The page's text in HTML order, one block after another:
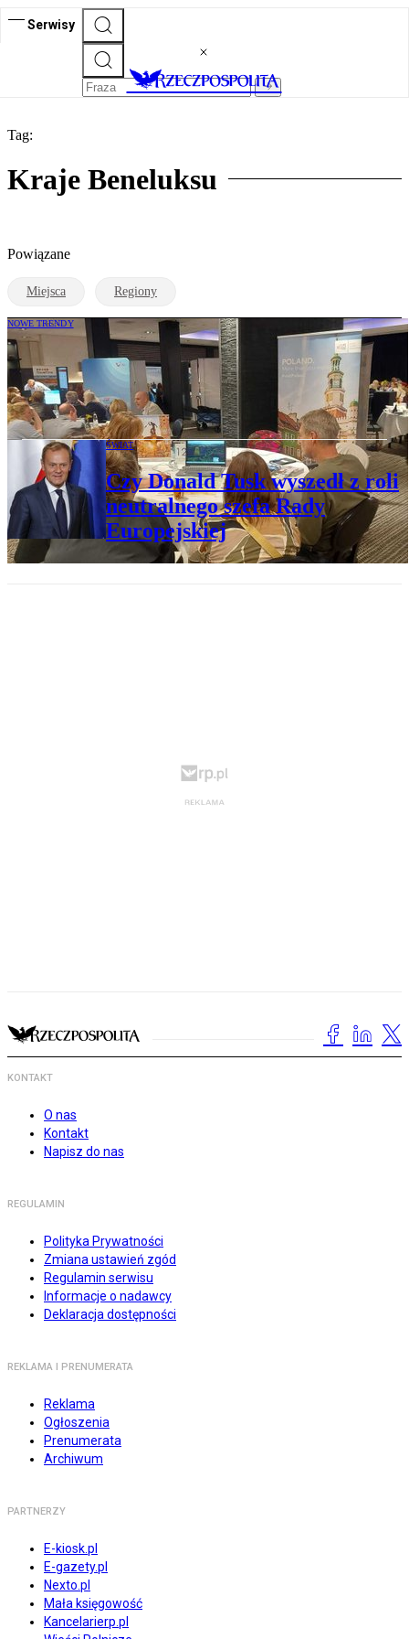
Serwisy
Tag:
Kraje Beneluksu
Powiązane
Miejsca Regiony
NOWE TRENDY
Miasta, przyroda, spa i wellness – Polska
zaprezentowała się doradcom podróży z
Beneluksu
ŚWIAT
Czy Donald Tusk wyszedł z roli
neutralnego szefa Rady
Europejskiej
KONTAKT
O nas
Kontakt
Napisz do nas
REGULAMIN
Polityka Prywatności
Zmiana ustawień zgód
Regulamin serwisu
Informacje o nadawcy
Deklaracja dostępności
REKLAMA I PRENUMERATA
Reklama
Ogłoszenia
Prenumerata
Archiwum
PARTNERZY
E-kiosk.pl
E-gazety.pl
Nexto.pl
Mała księgowość
Kancelarierp.pl